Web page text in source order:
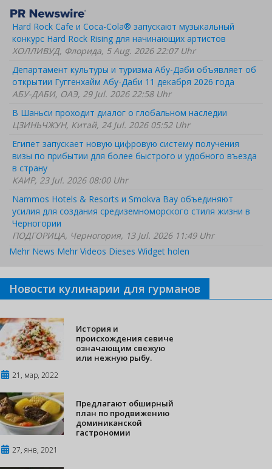
Hard Rock Cafe и Coca-Cola® запускают музыкальный
конкурс Hard Rock Rising для начинающих артистов
ХОЛЛИВУД, Флорида, 5 Aug. 2026 22:07 Uhr
Департамент культуры и туризма Абу-Даби объявляет об
открытии Гуггенхайм Абу-Даби 11 декабря 2026 года
АБУ-ДАБИ, ОАЭ, 29 Jul. 2026 22:58 Uhr
В Шаньси проходит диалог о глобальном наследии
ЦЗИНЬЧЖУН, Китай, 24 Jul. 2026 05:52 Uhr
Египет запускает новую цифровую систему получения
визы по прибытии для более быстрого и удобного въезда
в страну
КАИР, 23 Jul. 2026 08:00 Uhr
Nammos Hotels & Resorts и Smokva Bay объединяют
усилия для создания средиземноморского стиля жизни в
Черногории
ПОДГОРИЦА, Черногория, 13 Jul. 2026 11:49 Uhr
Mehr News Mehr Videos Dieses Widget holen
Новости кулинарии для гурманов
История и
происхождения севиче
означающим свежую
или нежную рыбу.
21, мар, 2022
Предлагают обширный
план по продвижению
доминиканской
гастрономии
27, янв, 2021